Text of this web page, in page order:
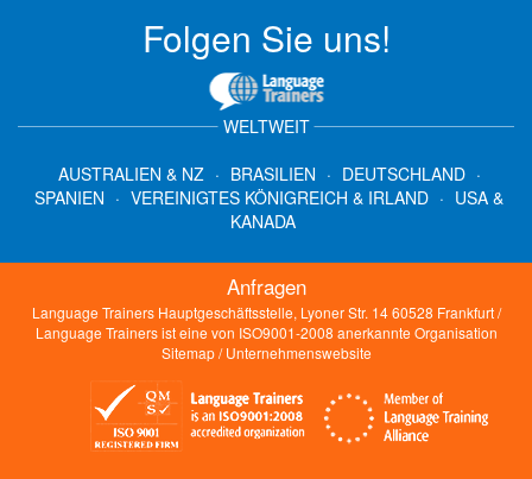
Folgen Sie uns!
WELTWEIT
AUSTRALIEN & NZ · BRASILIEN · DEUTSCHLAND ·
SPANIEN · VEREINIGTES KÖNIGREICH & IRLAND · USA &
KANADA
Anfragen
Language Trainers Hauptgeschäftsstelle, Lyoner Str. 14 60528 Frankfurt /
Language Trainers ist eine von ISO9001-2008 anerkannte Organisation
Sitemap/Unternehmenswebsite